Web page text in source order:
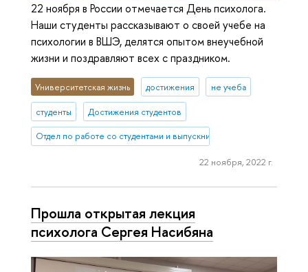
22 ноября в России отмечается День психолога.
Наши студенты рассказывают о своей учебе на
психологии в ВШЭ, делятся опытом внеучебной
жизни и поздравляют всех с праздником.
Университетская жизнь достижения не учеба
студенты Достижения студентов
Отдел по работе со студентами и выпускниками
22 ноября, 2022 г.
Прошла открытая лекция
психолога Сергея Насибяна